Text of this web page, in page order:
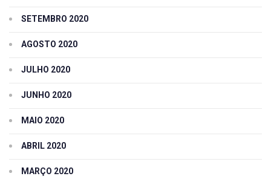
SETEMBRO 2020
AGOSTO 2020
JULHO 2020
JUNHO 2020
MAIO 2020
ABRIL 2020
MARÇO 2020